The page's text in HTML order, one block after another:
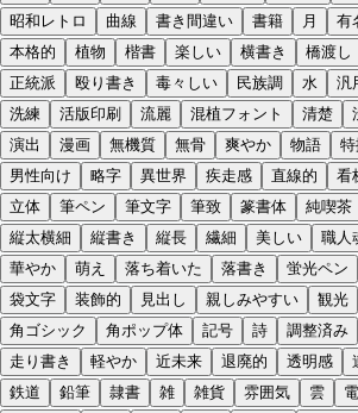
昭和レトロ
曲線 書き間違い 書籍 月 有
本格的
植物 楷書 楽しい 横書き 橋渡し
正統派
殴り書き 毒々しい 民族調 水 汎
洗練
活版印刷 流麗 混植フォント 清楚
演出
漫画 無機質 無骨 爽やか 物語
男性向け
略字 異世界 疾走感 直線的 看
立体
筆ペン 筆文字 筆致 篆書体 純喫茶
縦太横細
縦書き 縦長 繊細 美しい 職人
華やか
萌え 落ち着いた 落書き 蛍光ペン
袋文字
装飾的 見出し 親しみやすい 観光
角ゴシック
角ポップ体 記号 詩 調整済み
走り書き
軽やか 近未来 退廃的 透明感
鉄道
鉛筆 隷書 雑 雑貨 雰囲気 雲